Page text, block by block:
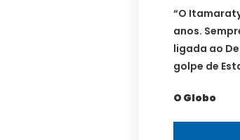
“O
anos.
ligada ao
golpe de
O Globo